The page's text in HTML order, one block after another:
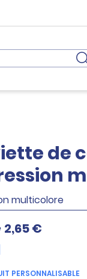
de
multicolore
2,65 €
PERSONNALISABLE